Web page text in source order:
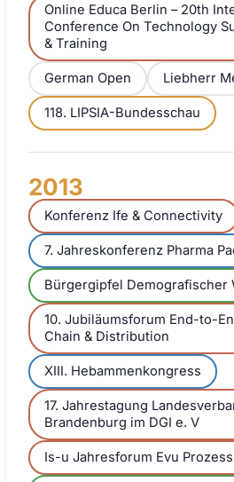
Online Educa Berlin – 20th
Conference On Technology
& Training
German Open Liebherr
118. LIPSIA-Bundesschau
2013
Konferenz Ife & Connectivity
7. Jahreskonferenz Pharma
Bürgergipfel Demografischer
10. Jubiläumsforum End-to-
Chain & Distribution
XIII. Hebammenkongress
17. Jahrestagung
Brandenburg im DGI e. V
Is-u Jahresforum Evu Prozess